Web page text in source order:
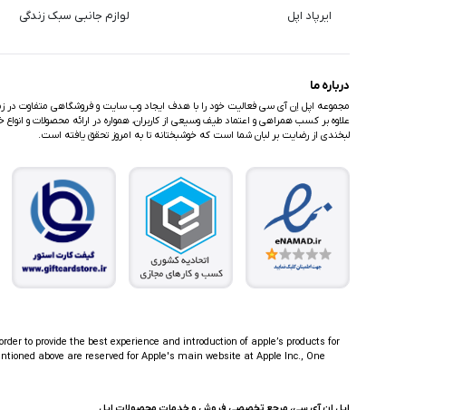
ایرپاد اپل
لوازم جانبی سبک زندگی
درباره ما
مجموعه اپل اِن آی سی فعالیت خود را با هدف ایجاد وب سایت و فروشگاهی متفاوت در
علاوه بر کسب همراهی و اعتماد طیف وسیعی از کاربران، همواره در ارائه محصولات و
لبخندی از رضایت بر لبان شما است که خوشبختانه تا به امروز تحقق یافته است.
to provide the best experience and introduction of apple’s products for
above are reserved for Apple's main website at Apple Inc., One